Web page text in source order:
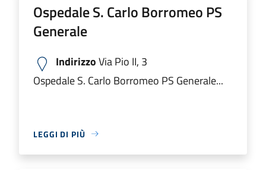
Ospedale S. Carlo Borromeo PS
Generale
IndirizzoVia Pio II, 3
Ospedale S. Carlo Borromeo PS Generale...
LEGGI DI PIÙ